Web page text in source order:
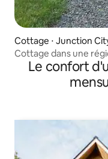
Cottage ⋅ Junction
Cottage dans une
Le confort